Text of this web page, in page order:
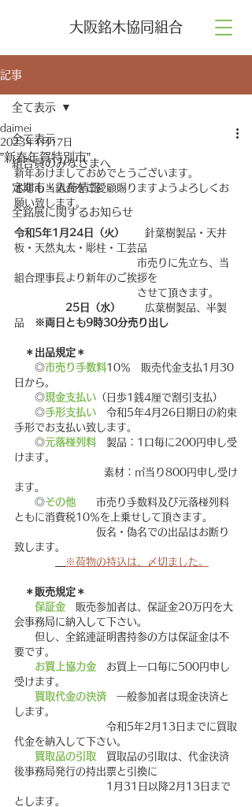
大阪銘木協同組合
記事
全て表示
組合員のみなさまへ
定期市・入荷情報
全銘展に関するお知らせ
全て表示
”新春年賀特別市”
daimei
2023年1月17日
新年あけましておめでとうございます。
本年も当組合をご愛顧賜りますようよろしくお
願い致します。
令和5年1月24日（火） 針葉樹製品・天井
板・天然丸太・彫柱・工芸品
市売りに先立ち、当
組合理事長より新年のご挨拶を
させて頂きます。
25日（水）
広葉樹製品、半製
品
※両日とも9時30分売り出し
＊出品規定＊
◎市売り手数料10％　販売代金支払1月30
日から。
◎現金支払い （日歩1銭4厘で割引支払）
◎手形支払い 令和5年4月26日期日の約束
手形でお支払い致します。
◎元落椪列料 製品：1口毎に200円申し受
けます。
素材：㎥当り800円申し受け
ます。
◎その他 市売り手数料及び元落椪列料
ともに消費税10％を上乗せして頂きます。
仮名・偽名での出品はお断り
致します。
※荷物の持込は、〆切ました。
＊販売規定＊
保証金 販売参加者は、保証金20万円を大
会事務局に納入して下さい。
但し、全銘連証明書持参の方は保証金は不
要です。
お買上協力金 お買上一口毎に500円申し
受けます。
買取代金の決済 一般参加者は現金決済と
します。
令和5年2月13日までに買取
代金を納入して下さい。
買取品の引取 買取品の引取は、代金決済
後事務局発行の持出票と引換に
1月31日以降2月13日まで
とします。